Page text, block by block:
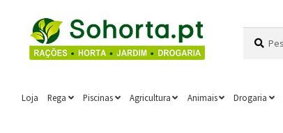
Ir
para
a
Saltar
para
o
por:
Loja Rega Piscinas Agricultura Animais Drogaria